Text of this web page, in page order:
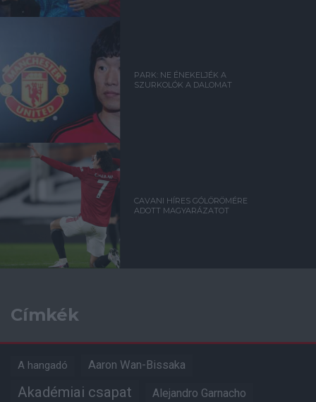
PARK: NE ÉNEKELJÉK A
SZURKOLÓK A DALOMAT
CAVANI HÍRES GÓLÖRÖMÉRE
ADOTT MAGYARÁZATOT
Címkék
A hangadó Aaron Wan-Bissaka
Akadémiai csapat Alejandro Garnacho